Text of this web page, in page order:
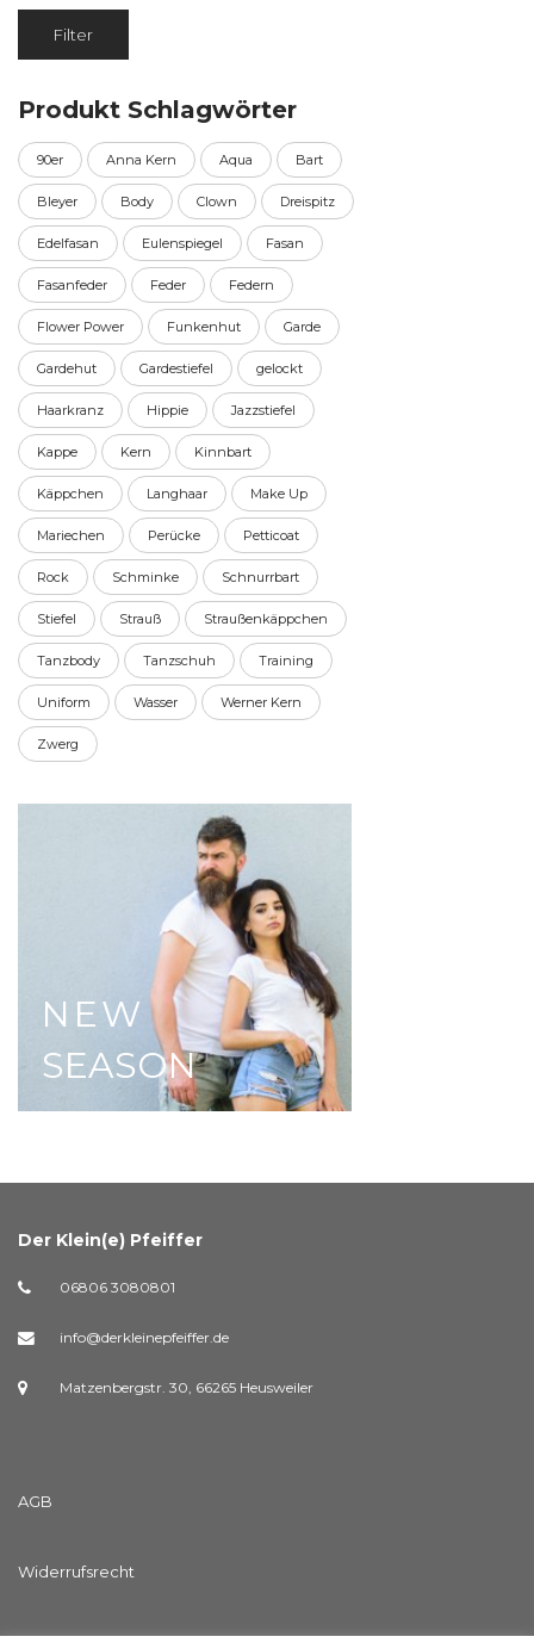
Filter
Produkt Schlagwörter
90er Anna Kern Aqua Bart
Bleyer Body Clown Dreispitz
Edelfasan Eulenspiegel Fasan
Fasanfeder Feder Federn
Flower Power Funkenhut Garde
Gardehut Gardestiefel gelockt
Haarkranz Hippie Jazzstiefel
Kappe Kern Kinnbart
Käppchen Langhaar Make Up
Mariechen Perücke Petticoat
Rock Schminke Schnurrbart
Stiefel Strauß Straußenkäppchen
Tanzbody Tanzschuh Training
Uniform Wasser Werner Kern
Zwerg
NEW
SEASON
Der Klein(e) Pfeiffer
06806 3080801
info@derkleinepfeiffer.de
Matzenbergstr. 30, 66265 Heusweiler
AGB
Widerrufsrecht
Streitschlichtungsvorlage